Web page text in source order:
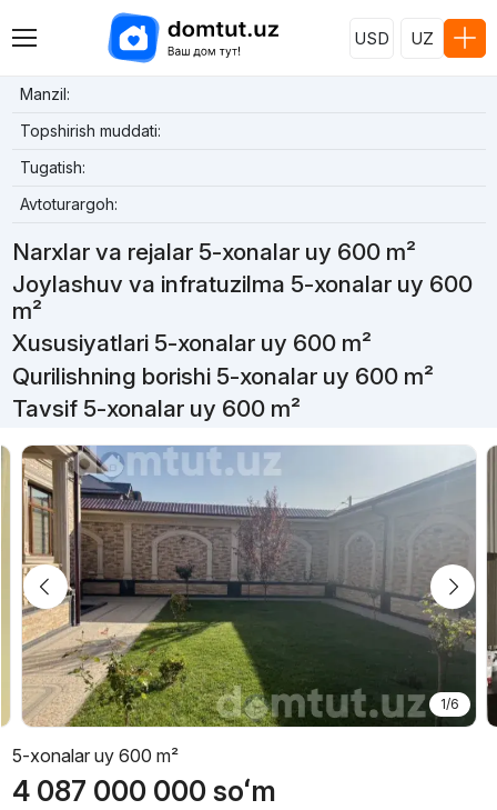
USD UZ
Manzil:
Topshirish muddati:
Tugatish:
Avtoturargoh:
Narxlar va rejalar 5-xonalar uy 600 m²
Joylashuv va infratuzilma 5-xonalar uy 600
m²
Xususiyatlari 5-xonalar uy 600 m²
Qurilishning borishi 5-xonalar uy 600 m²
Tavsif 5-xonalar uy 600 m²
1/6
5-xonalar uy 600 m²
4 087 000 000 soʻm